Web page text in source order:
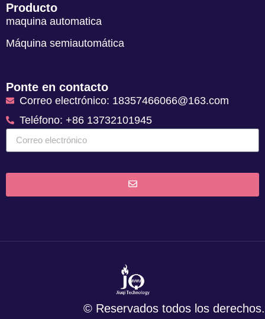
Producto
maquina automatica
Máquina semiautomática
Ponte en contacto
Correo electrónico: 18357466066@163.com
Teléfono: +86 13732101945
© Reservados todos los derechos.